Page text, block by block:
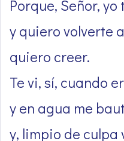
Porque, Señor, yo
y quiero volverte
quiero creer.
Te vi, sí, cuando
y en agua me
y, limpio de culpa